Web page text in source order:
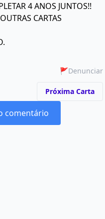
4 ANOS JUNTOS!!
CARTAS
🚩Denunciar
Próxima Carta
comentário